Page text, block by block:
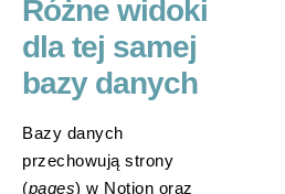
Różne widoki
dla tej samej
bazy danych
Bazy danych
przechowują strony
(pages) w Notion oraz